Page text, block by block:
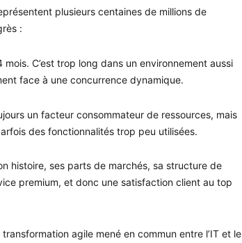
plusieurs centaines de millions de
:
C’est trop long dans un environnement aussi
face à une concurrence dynamique.
un facteur consommateur de ressources, mais
des fonctionnalités trop peu utilisées.
histoire, ses parts de marchés, sa structure de
premium, et donc une satisfaction client au top
agile mené en commun entre l’IT et le